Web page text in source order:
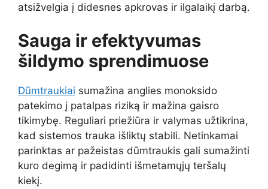
atsižvelgia į didesnes apkrovas ir ilgalaikį darbą.
Sauga ir efektyvumas
šildymo sprendimuose
Dūmtraukiai sumažina anglies monoksido
patekimo į patalpas riziką ir mažina gaisro
tikimybę. Reguliari priežiūra ir valymas užtikrina,
kad sistemos trauka išliktų stabili. Netinkamai
parinktas ar pažeistas dūmtraukis gali sumažinti
kuro degimą ir padidinti išmetamųjų teršalų
kiekį.